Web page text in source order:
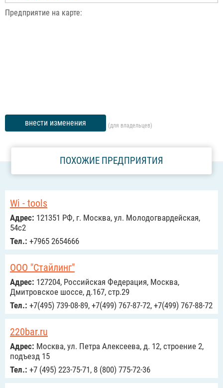
Предприятие на карте:
внести изменения (для владельцев)
ПОХОЖИЕ ПРЕДПРИЯТИЯ
Wi - tools
Адрес: 121351 РФ, г. Москва, ул. Молодогвардейская,
54с2
Тел.: +7965 2654666
ООО "Стайлинг"
Адрес: 127204, Российcкая Федерация, Москва,
Дмитровское шоссе, д.167, стр.29
Тел.: +7(495) 739-08-89, +7(499) 767-87-72, +7(499) 767-88-72
220bar.ru
Адрес: Москва, ул. Петра Алексеева, д. 12, строение 2,
подъезд 15
Тел.: +7 (495) 223-75-71, 8 (800) 775-72-36